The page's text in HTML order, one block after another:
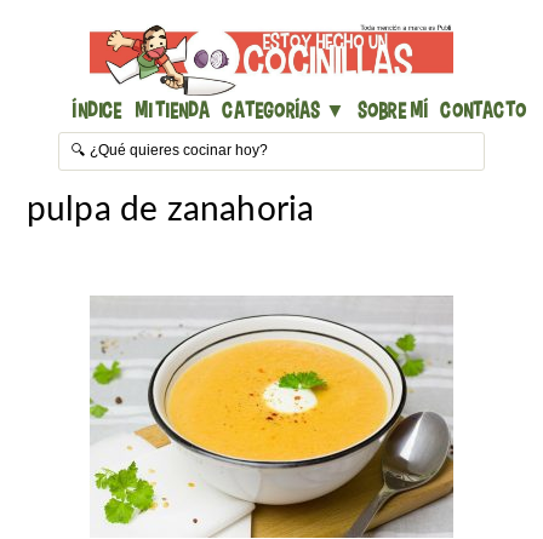
Índice Mi Tienda Categorías ▼ Sobre mí Contacto
pulpa de zanahoria